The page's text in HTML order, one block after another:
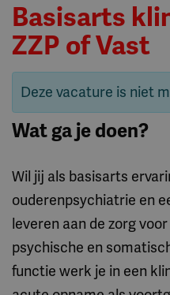
Basisarts
ZZP of Vast
Deze vacature is niet
Wat ga je doen?
Wil jij als basisarts
ouderenpsychiatrie en
leveren aan de zorg
psychische en
functie werk je in een